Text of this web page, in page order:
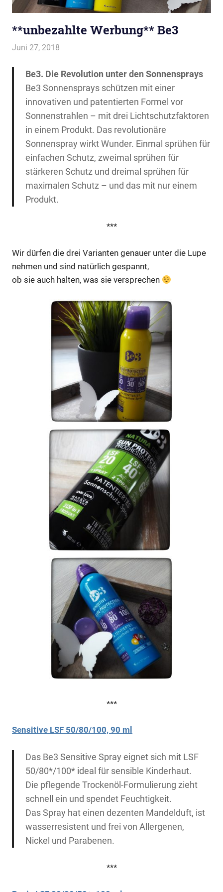
**unbezahlte Werbung** Be3
Juni 27, 2018
Be3. Die Revolution unter den Sonnensprays
Be3 Sonnensprays schützen mit einer
innovativen und patentierten Formel vor
Sonnenstrahlen – mit drei Lichtschutzfaktoren
in einem Produkt. Das revolutionäre
Sonnenspray wirkt Wunder. Einmal sprühen für
einfachen Schutz, zweimal sprühen für
stärkeren Schutz und dreimal sprühen für
maximalen Schutz – und das mit nur einem
Produkt.
***
Wir dürfen die drei Varianten genauer unter die Lupe
nehmen und sind natürlich gespannt,
ob sie auch halten, was sie versprechen
***
Sensitive LSF 50/80/100, 90 ml
Das Be3 Sensitive Spray eignet sich mit LSF
50/80*/100* ideal für sensible Kinderhaut.
Die pflegende Trockenöl-Formulierung zieht
schnell ein und spendet Feuchtigkeit.
Das Spray hat einen dezenten Mandelduft, ist
wasserresistent und frei von Allergenen,
Nickel und Parabenen.
***